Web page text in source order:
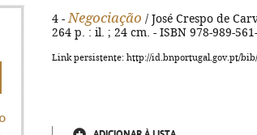
4 - Negociação / José Crespo de
264 p. : il. ; 24 cm. - ISBN 978-989-
Link persistente: http://id.bnportugal.gov.pt/